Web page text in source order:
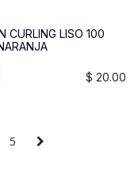
CURLING LISO 100
$ 20.00
5